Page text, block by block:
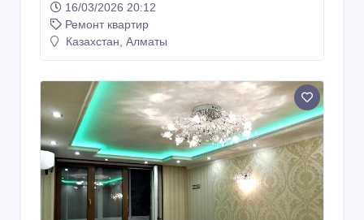
16/03/2026 20:12
Ремонт квартир
Казахстан, Алматы